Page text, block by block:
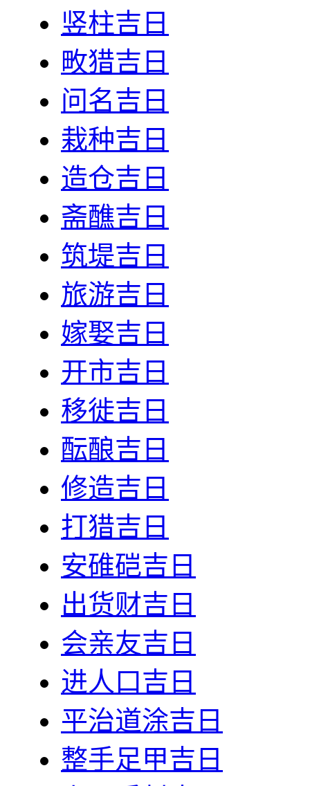
竖柱吉日
畋猎吉日
问名吉日
栽种吉日
造仓吉日
斋醮吉日
筑堤吉日
旅游吉日
嫁娶吉日
开市吉日
移徙吉日
酝酿吉日
修造吉日
打猎吉日
安碓硙吉日
出货财吉日
会亲友吉日
进人口吉日
平治道涂吉日
整手足甲吉日